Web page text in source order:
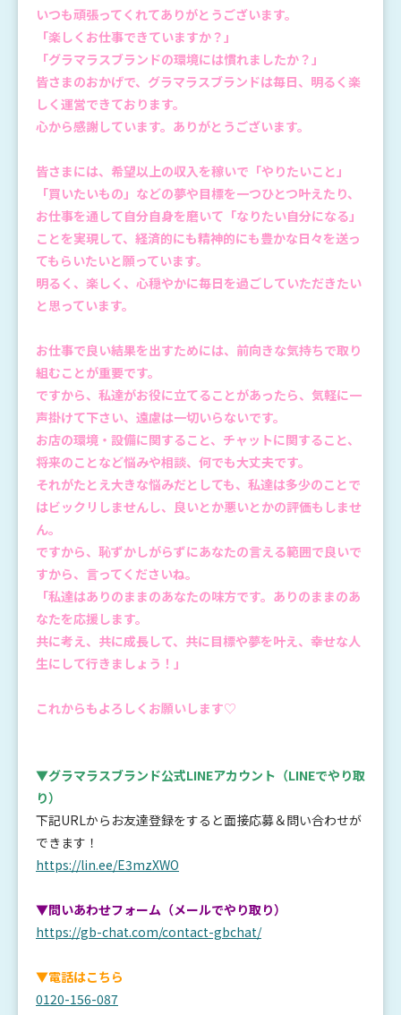
いつも頑張ってくれてありがとうございます。
「楽しくお仕事できていますか？」
「グラマラスブランドの環境には慣れましたか？」
皆さまのおかげで、グラマラスブランドは毎日、明るく楽
しく運営できております。
心から感謝しています。ありがとうございます。
皆さまには、希望以上の収入を稼いで「やりたいこと」
「買いたいもの」などの夢や目標を一つひとつ叶えたり、
お仕事を通して自分自身を磨いて「なりたい自分になる」
ことを実現して、経済的にも精神的にも豊かな日々を送っ
てもらいたいと願っています。
明るく、楽しく、心穏やかに毎日を過ごしていただきたい
と思っています。
お仕事で良い結果を出すためには、前向きな気持ちで取り
組むことが重要です。
ですから、私達がお役に立てることがあったら、気軽に一
声掛けて下さい、遠慮は一切いらないです。
お店の環境・設備に関すること、チャットに関すること、
将来のことなど悩みや相談、何でも大丈夫です。
それがたとえ大きな悩みだとしても、私達は多少のことで
はビックリしませんし、良いとか悪いとかの評価もしませ
ん。
ですから、恥ずかしがらずにあなたの言える範囲で良いで
すから、言ってくださいね。
「私達はありのままのあなたの味方です。ありのままのあ
なたを応援します。
共に考え、共に成長して、共に目標や夢を叶え、幸せな人
生にして行きましょう！」
これからもよろしくお願いします♡
▼グラマラスブランド公式LINEアカウント （LINEでやり取
り）
下記URLからお友達登録をすると面接応募＆問い合わせが
できます！
https://lin.ee/E3mzXWO
▼問いあわせフォーム（メールでやり取り）
https://gb-chat.com/contact-gbchat/
▼電話はこちら
0120-156-087